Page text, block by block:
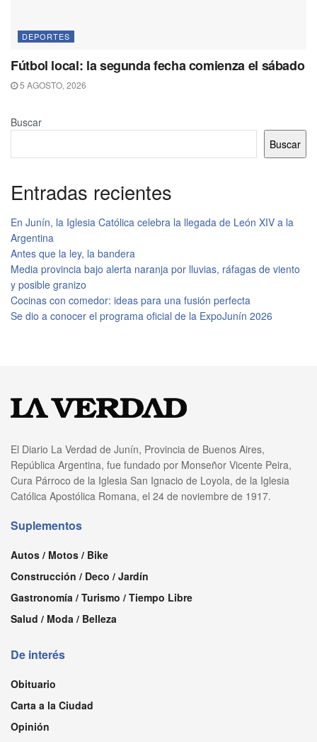
DEPORTES
Fútbol local: la segunda fecha comienza el sábado
5 AGOSTO, 2026
Buscar
Buscar
Entradas recientes
En Junín, la Iglesia Católica celebra la llegada de León XIV a la
Argentina
Antes que la ley, la bandera
Media provincia bajo alerta naranja por lluvias, ráfagas de viento
y posible granizo
Cocinas con comedor: ideas para una fusión perfecta
Se dio a conocer el programa oficial de la ExpoJunín 2026
El Diario La Verdad de Junín, Provincia de Buenos Aires,
República Argentina, fue fundado por Monseñor Vicente Peira,
Cura Párroco de la Iglesia San Ignacio de Loyola, de la Iglesia
Católica Apostólica Romana, el 24 de noviembre de 1917.
Suplementos
Autos / Motos / Bike
Construcción / Deco / Jardín
Gastronomía / Turismo / Tiempo Libre
Salud / Moda / Belleza
De interés
Obituario
Carta a la Ciudad
Opinión